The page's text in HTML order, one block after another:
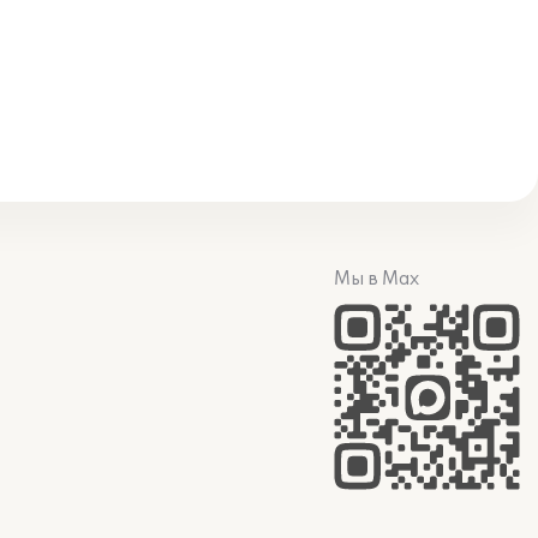
Мы в Max